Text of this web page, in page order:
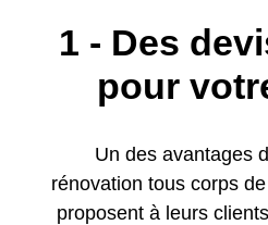
1 - Des
pour
Un des avantages
rénovation tous corps
proposent à leurs